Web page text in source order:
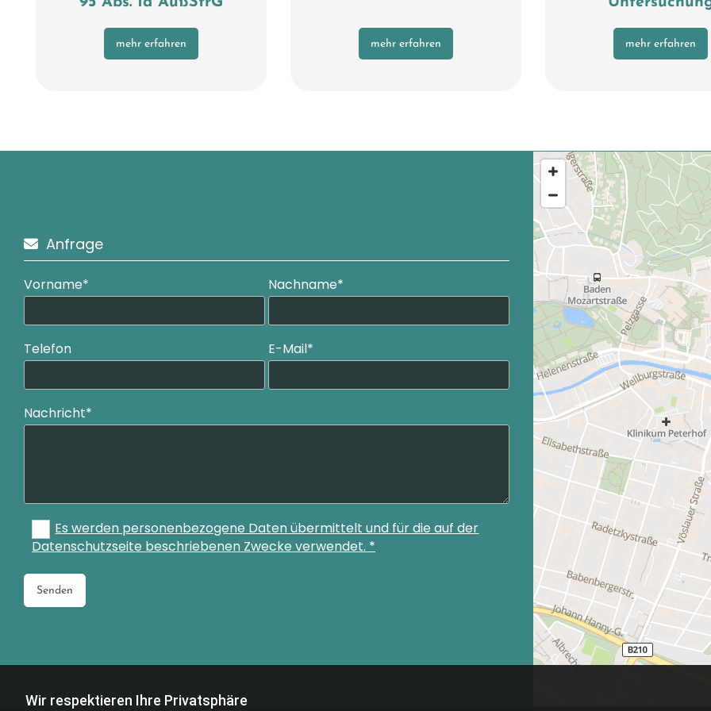
Wir respektieren Ihre Privatsphäre
mehr erfahren mehr erfahren mehr erfahren
 Anfrage
Vorname* Nachname*
Telefon E-Mail*
Nachricht*
Es werden personenbezogene Daten übermittelt und für die auf der
Datenschutzseite beschriebenen Zwecke verwendet. *